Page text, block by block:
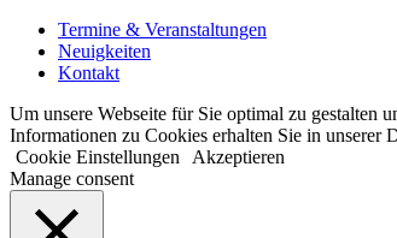
Termine & Veranstaltungen
Neuigkeiten
Kontakt
Um unsere Webseite für Sie optimal zu gestalten
Informationen zu Cookies erhalten Sie in unserer
Cookie Einstellungen
Akzeptieren
Manage consent